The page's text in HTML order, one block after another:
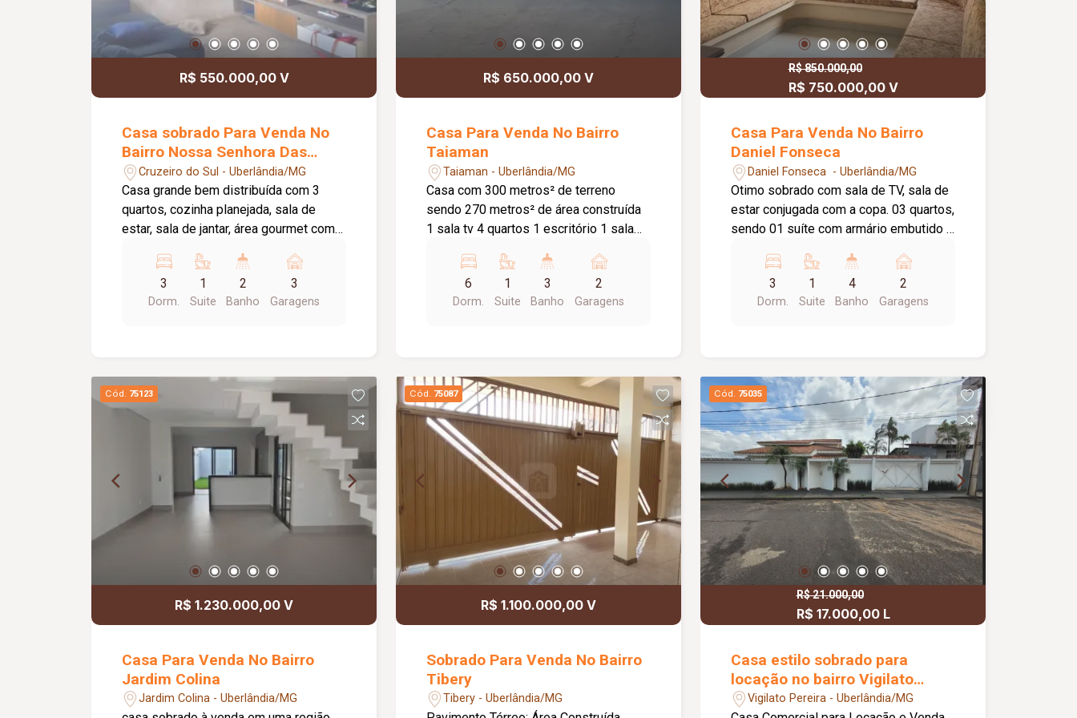
De Segurança Laje De Serviço Terceiro
Pavimento, Com Vista Panorâminca
Para A Cidade
R$ 550.000,00 V
Casa sobrado Para Venda No
Bairro Nossa Senhora Das
Graças.
Cruzeiro do Sul - Uberlândia/MG
Casa grande bem distribuída com 3
quartos, cozinha planejada, sala de
estar, sala de jantar, área gourmet com
grande para aproximadamente 4 carros.
3
Dorm.
1
Suite
2
Banho
3
Garagens
R$ 650.000,00 V
Casa Para Venda No Bairro
Taiaman
Taiaman - Uberlândia/MG
Casa com 300 metros² de terreno
sendo 270 metros² de área construída
1 sala tv 4 quartos 1 escritório 1 sala
copa 3 banheiros 1 Suite ampla no
andar superior com closet 1 Garagem p
dois carros 1 Jardim com iluminação
suite Casa nos fundos com sala,
cozinha 2 quartos e lavanderia. Total de
6 quartos
6
Dorm.
1
Suite
3
Banho
2
Garagens
R$ 850.000,00
R$ 750.000,00 V
Casa Para Venda No Bairro
Daniel Fonseca
Daniel Fonseca - Uberlândia/MG
Otimo sobrado com sala de TV, sala de
estar conjugada com a copa. 03 quartos,
sendo 01 suíte com armário embutido e
com armário embutido, cama e estante
de alvenaria. Um banheiro social e um
lavabo. Cozinha toda montada com
varanda grande, churrasqueira, pia,
banheiro, ducha e piscina. Dois
cômodos de despensa. Garagem para
02 carros. Terreno de 360 metros
quadrados e área construída de
aproximadamente 200 metros
quadrados.
3
Dorm.
1
Suite
4
Banho
2
Garagens
Cód. 75123
R$ 1.230.000,00 V
Casa Para Venda No Bairro
Jardim Colina
Jardim Colina - Uberlândia/MG
Cód. 75087
R$ 1.100.000,00 V
Sobrado Para Venda No Bairro
Tibery
Tibery - Uberlândia/MG
Cód. 75035
R$ 21.000,00
R$ 17.000,00 L
Casa estilo sobrado para
locação no bairro Vigilato
Pereira
Vigilato Pereira - Uberlândia/MG